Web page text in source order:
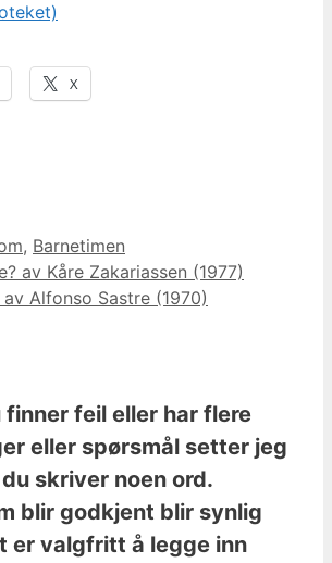
X
, Barnetimen
av Kåre Zakariassen (1977)
Alfonso Sastre (1970)
finner feil eller har flere
eller spørsmål setter jeg
skriver noen ord.
blir godkjent blir synlig
er valgfritt å legge inn